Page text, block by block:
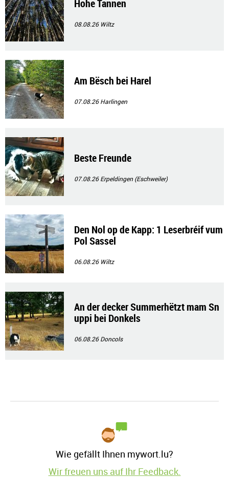
Hohe Tannen
08.08.26 Wiltz
Am Bësch bei Harel
07.08.26Harlingen
Beste Freunde
07.08.26Erpeldingen (Eschweiler)
Den Nol op de Kapp: 1 Leserbréif vum
Pol Sassel
06.08.26 Wiltz
An der decker Summerhëtzt mam Sn
uppi bei Donkels
06.08.26Doncols
Wie gefällt Ihnen mywort.lu?
Wir freuen uns auf Ihr Feedback.